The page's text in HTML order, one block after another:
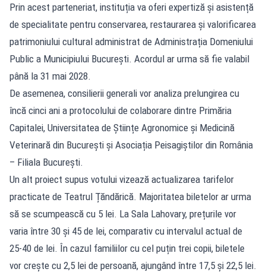
Prin acest parteneriat, instituția va oferi expertiză și asistență
de specialitate pentru conservarea, restaurarea și valorificarea
patrimoniului cultural administrat de Administrația Domeniului
Public a Municipiului București. Acordul ar urma să fie valabil
până la 31 mai 2028.
De asemenea, consilierii generali vor analiza prelungirea cu
încă cinci ani a protocolului de colaborare dintre Primăria
Capitalei, Universitatea de Științe Agronomice și Medicină
Veterinară din București și Asociația Peisagiștilor din România
– Filiala București.
Un alt proiect supus votului vizează actualizarea tarifelor
practicate de Teatrul Țăndărică. Majoritatea biletelor ar urma
să se scumpească cu 5 lei. La Sala Lahovary, prețurile vor
varia între 30 și 45 de lei, comparativ cu intervalul actual de
25-40 de lei. În cazul familiilor cu cel puțin trei copii, biletele
vor crește cu 2,5 lei de persoană, ajungând între 17,5 și 22,5 lei.